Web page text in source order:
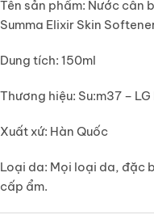
Tên sản phẩm: Nước cân
Summa Elixir Skin
Dung tích: 150ml
Thương hiệu: Su:m37 –
Xuất xứ: Hàn Quốc
Loại da: Mọi loại da, đặc
cấp ẩm.